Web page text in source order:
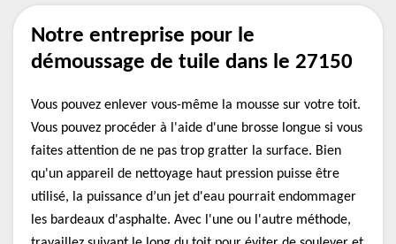
Notre entreprise pour le
démoussage de tuile dans le 27150
Vous pouvez enlever vous-même la mousse sur votre toit.
Vous pouvez procéder à l'aide d'une brosse longue si vous
faites attention de ne pas trop gratter la surface. Bien
qu'un appareil de nettoyage haut pression puisse être
utilisé, la puissance d’un jet d'eau pourrait endommager
les bardeaux d'asphalte. Avec l'une ou l'autre méthode,